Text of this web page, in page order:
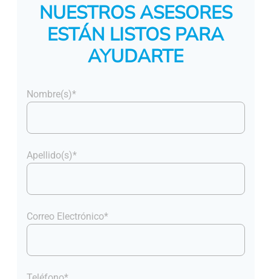
NUESTROS ASESORES
ESTÁN LISTOS PARA
AYUDARTE
Nombre(s)*
Apellido(s)*
Correo Electrónico*